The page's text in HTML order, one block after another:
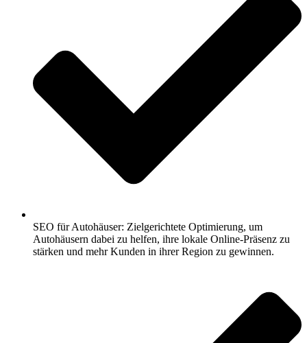
SEO für Autohäuser: Zielgerichtete Optimierung, um
Autohäusern dabei zu helfen, ihre lokale Online-Präsenz zu
stärken und mehr Kunden in ihrer Region zu gewinnen.